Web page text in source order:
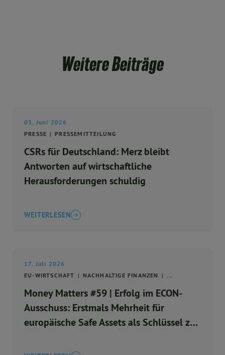
Weitere Beiträge
03. Juni 2026
PRESSE
PRESSEMITTEILUNG
CSRs für Deutschland: Merz bleibt
Antworten auf wirtschaftliche
Herausforderungen schuldig
WEITERLESEN
17. Juli 2026
EU-WIRTSCHAFT
NACHHALTIGE FINANZEN ...
Money Matters #59 | Erfolg im ECON-
Ausschuss: Erstmals Mehrheit für
europäische Safe Assets als Schlüssel zu